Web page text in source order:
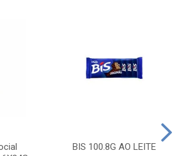
BIS 100.8G AO LEITE